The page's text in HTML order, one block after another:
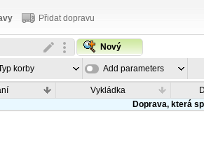
Přidat dopravu
Nový
korby Add parameters
Vykládka
Doprava, která